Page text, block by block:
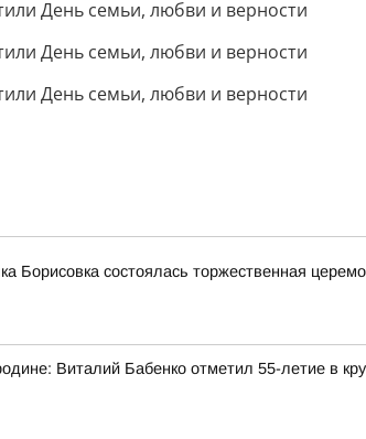
состоялась торжественная
Виталий Бабенко отметил 55-летие в